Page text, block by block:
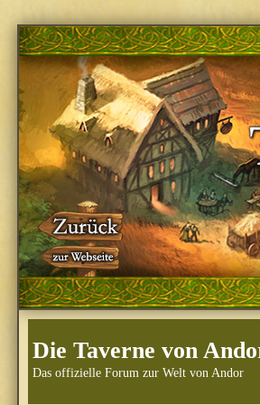
Die Taverne von
Das offizielle Forum zur Welt von Andor